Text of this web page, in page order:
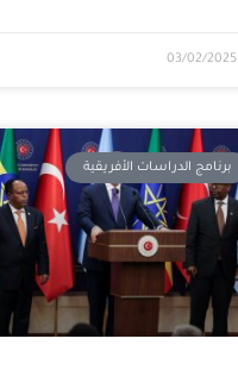
03/02/2025
برنامج الدراسات الأفريقية